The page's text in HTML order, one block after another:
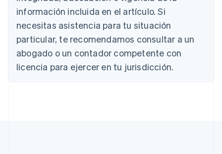
información incluida en el artículo. Si
necesitas asistencia para tu situación
particular, te recomendamos consultar a un
abogado o un contador competente con
licencia para ejercer en tu jurisdicción.
NederlandsFrançaisDeutschEnglish
Brasil
Português English
Bulgaria
English
Canadá
English Français
China continental